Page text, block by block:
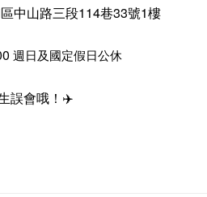
中山路三段114巷33號1樓
週日及國定假日公休
誤會哦！✈️